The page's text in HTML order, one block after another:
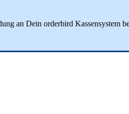
an Dein orderbird Kassensystem